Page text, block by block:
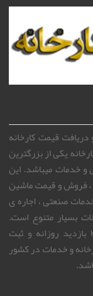
دریافت قیمت کارخانه
یکی از بزرگترین
و خدمات میباشد. این
، فروش و قیمت ماشین
صنعتی ، اجاره ی
بسیار متنوع است.
وبسایت جامع ایران کارخانه با بیش از ۳۰۰۰ بازدید روزانه و ثبت
و خدمات در کشور